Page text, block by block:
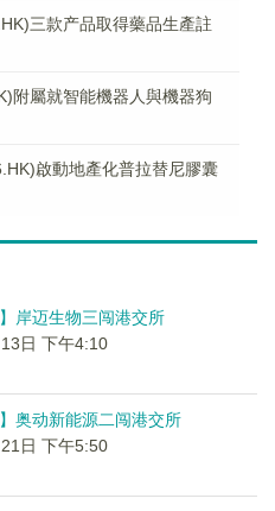
三款产品取得藥品生產註
附屬就智能機器人與機器狗
啟動地產化普拉替尼膠囊
】岸迈生物三闯港交所
日 下午4:10
】奥动新能源二闯港交所
日 下午5:50